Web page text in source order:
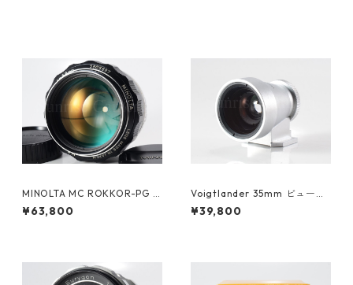
MINOLTA MC ROKKOR-PG 5
8mm F1.2 整備済ミノルタ（61
200）
¥63,800
Voigtlander 35mm ビューフ
ァインダー フォクトレンダー
(23620)
¥39,800